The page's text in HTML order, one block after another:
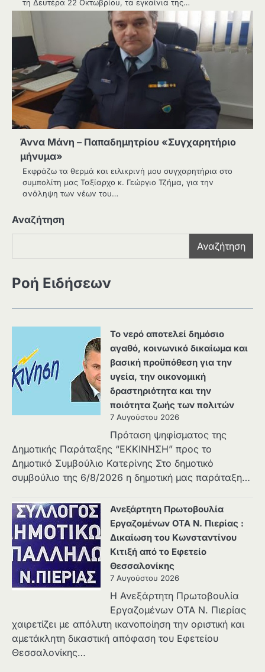
τη Δευτέρα 22 Οκτωβρίου, τα εγκαίνια της…
Άννα Μάνη – Παπαδημητρίου «Συγχαρητήριο
μήνυμα»
Εκφράζω τα θερμά και ειλικρινή μου συγχαρητήρια στο
συμπολίτη μας Ταξίαρχο κ. Γεώργιο Τζήμα, για την
ανάληψη των νέων του…
Αναζήτηση
Αναζήτηση
Ροή Ειδήσεων
Το νερό αποτελεί δημόσιο
αγαθό, κοινωνικό δικαίωμα και
βασική προϋπόθεση για την
υγεία, την οικονομική
δραστηριότητα και την
ποιότητα ζωής των πολιτών
7 Αυγούστου 2026
Πρόταση ψηφίσματος της
Δημοτικής Παράταξης “ΕΚΚΙΝΗΣΗ” προς το
Δημοτικό Συμβούλιο Κατερίνης Στο δημοτικό
συμβούλιο της 6/8/2026 η δημοτική μας παράταξη…
Ανεξάρτητη Πρωτοβουλία
Εργαζομένων ΟΤΑ Ν. Πιερίας :
Δικαίωση του Κωνσταντίνου
Κιτιξή από το Εφετείο
Θεσσαλονίκης
7 Αυγούστου 2026
Η Ανεξάρτητη Πρωτοβουλία
Εργαζομένων ΟΤΑ Ν. Πιερίας
χαιρετίζει με απόλυτη ικανοποίηση την οριστική και
αμετάκλητη δικαστική απόφαση του Εφετείου
Θεσσαλονίκης…